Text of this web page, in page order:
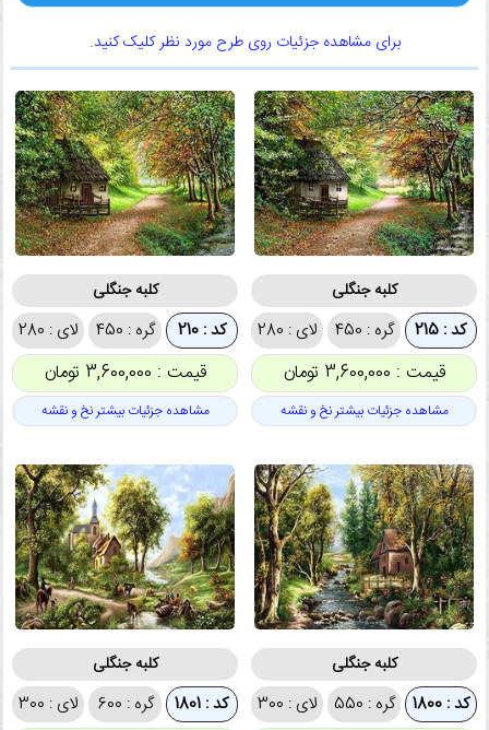
برای مشاهده جزئیات روی طرح مورد نظر کلیک کنید.
کلبه جنگلی
کد : 215 گره : 450 لای : 280
قیمت : 3,600,000 تومان
مشاهده جزئیات بیشتر نخ و نقشه
کلبه جنگلی
کد : 210 گره : 450 لای : 280
قیمت : 3,600,000 تومان
مشاهده جزئیات بیشتر نخ و نقشه
کلبه جنگلی
کد : 1800 گره : 550 لای : 300
کلبه جنگلی
کد : 1801 گره : 600 لای : 300